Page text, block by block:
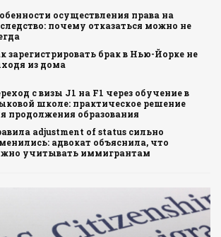
осуществления права на
почему отказаться можно не
зарегистрировать брак в Нью-Йорке не
из дома
с визы J1 на F1 через обучение в
школе: практическое решение
продолжения образования
adjustment of status сильно
адвокат объяснила, что
учитывать иммигрантам